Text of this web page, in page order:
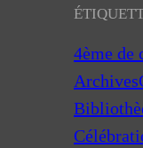
4ème de